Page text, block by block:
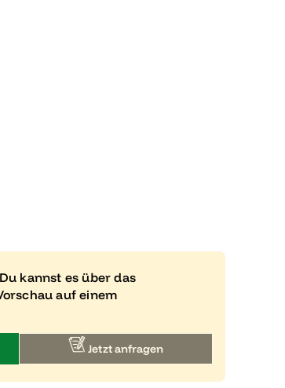
strahlen!
kannst es über das
auf einem
Jetzt anfragen